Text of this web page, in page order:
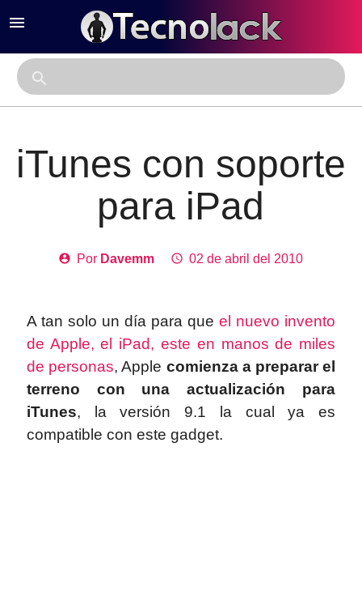
menu
search
iTunes con soporte
para iPad
account_circle Por Davemm access_time 02 de abril del 2010
A tan solo un día para que el nuevo invento
de Apple, el iPad, este en manos de miles
de personas, Apple comienza a preparar el
terreno con una actualización para
iTunes, la versión 9.1 la cual ya es
compatible con este gadget.